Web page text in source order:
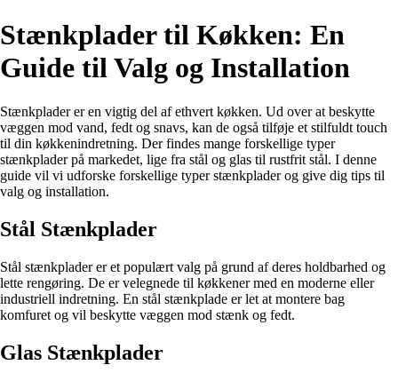
Stænkplader til Køkken: En
Guide til Valg og Installation
Stænkplader er en vigtig del af ethvert køkken. Ud over at beskytte
væggen mod vand, fedt og snavs, kan de også tilføje et stilfuldt touch
til din køkkenindretning. Der findes mange forskellige typer
stænkplader på markedet, lige fra stål og glas til rustfrit stål. I denne
guide vil vi udforske forskellige typer stænkplader og give dig tips til
valg og installation.
Stål Stænkplader
Stål stænkplader er et populært valg på grund af deres holdbarhed og
lette rengøring. De er velegnede til køkkener med en moderne eller
industriell indretning. En stål stænkplade er let at montere bag
komfuret og vil beskytte væggen mod stænk og fedt.
Glas Stænkplader